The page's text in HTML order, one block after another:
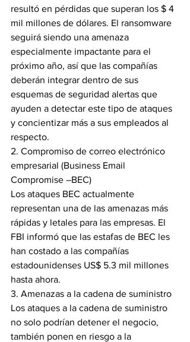
resultó en pérdidas que superan los $ 4
mil millones de dólares. El ransomware
seguirá siendo una amenaza
especialmente impactante para el
próximo año, así que las compañías
deberán integrar dentro de sus
esquemas de seguridad alertas que
ayuden a detectar este tipo de ataques
y concientizar más a sus empleados al
respecto.
2. Compromiso de correo electrónico
empresarial (Business Email
Compromise –BEC)
Los ataques BEC actualmente
representan una de las amenazas más
rápidas y letales para las empresas. El
FBI informó que las estafas de BEC les
han costado a las compañías
estadounidenses US$ 5.3 mil millones
hasta ahora.
3. Amenazas a la cadena de suministro
Los ataques a la cadena de suministro
no solo podrían detener el negocio,
también ponen en riesgo a la